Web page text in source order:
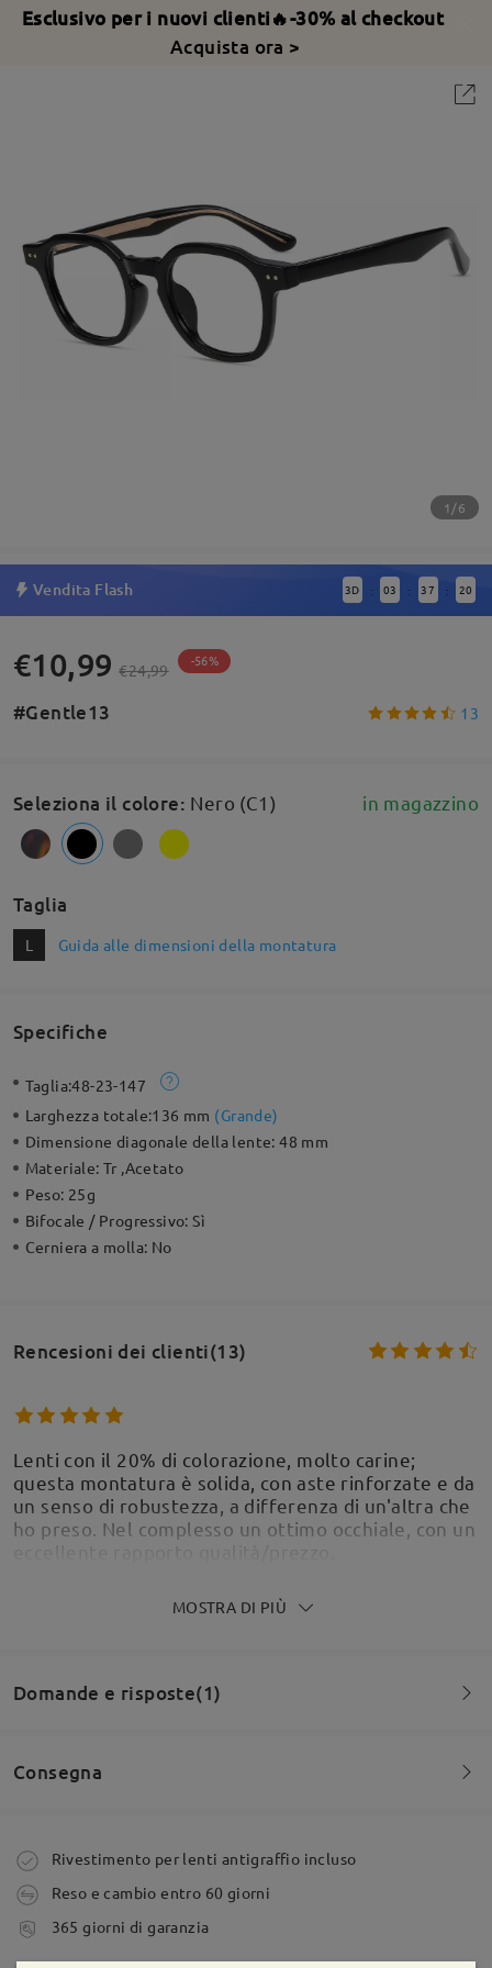
Esclusivo per i nuovi clienti🔥-30% al checkout
Acquista ora >
1/6
Vendita Flash 3D : 03 : 37 : 19
€10,99 €24,99 -56%
#Gentle13 13
Seleziona il colore: Nero (C1) in magazzino
Taglia
L Guida alle dimensioni della montatura
Specifiche
Taglia:48-23-147
Larghezza totale:136 mm (Grande)
Dimensione diagonale della lente:48 mm
Materiale:Tr ,Acetato
Peso: 25g
Bifocale / Progressivo:Sì
Cerniera a molla: No
Rencesioni dei clienti(13)
Lenti con il 20% di colorazione, molto carine;
questa montatura è solida, con aste rinforzate e da
un senso di robustezza, a differenza di un'altra che
ho preso. Nel complesso un ottimo occhiale, con un
un po’ piccola rispetto a come lo avevo
immaginato, ma tutto sommato non mi sta male. Lo
uso soprattutto alla guida. Per ora sono
soddisfatto.
bySimoneonJun 24 , 2026
MOSTRA DI PIÙ
Domande e risposte(1)
alla lente o comprende anche la circonferenza della
montatura, oppure come si vede in descrizione
dall’interno della lente all’esterno della montatura a
Consegna
Ordine effettuato
tempi di spedizione
Rivestimento per lenti antigraffio incluso
Reso e cambio entro 60 giorni
365 giorni di garanzia